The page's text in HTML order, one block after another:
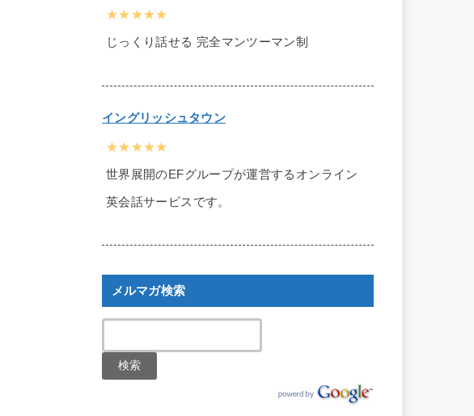
★★★★★
じっくり話せる 完全マンツーマン制
イングリッシュタウン
★★★★★
世界展開のEFグループが運営するオンライン
英会話サービスです。
メルマガ検索